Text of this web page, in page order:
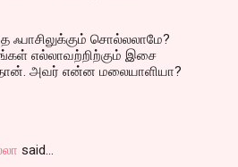
சொல்லலாமே?
எல்லாவற்றிற்கும் இசை
அவர் என்ன மலையாளியா?
said…